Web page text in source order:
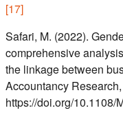
[17]
Safari, M. (2022).
comprehensive
the linkage between
Accountancy
https://doi.org/10.1108/